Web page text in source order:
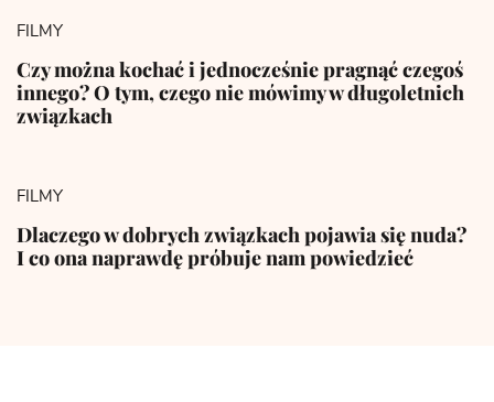
FILMY
Czy można kochać i jednocześnie pragnąć czegoś
innego? O tym, czego nie mówimy w długoletnich
związkach
FILMY
Dlaczego w dobrych związkach pojawia się nuda?
I co ona naprawdę próbuje nam powiedzieć